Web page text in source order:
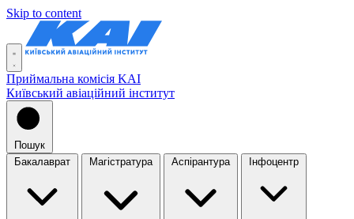
Skip to content
Приймальна комісія KAI
Київський авіаційний інститут
Пошук
Бакалаврат
Магістратура Аспірантура Інфоцентр